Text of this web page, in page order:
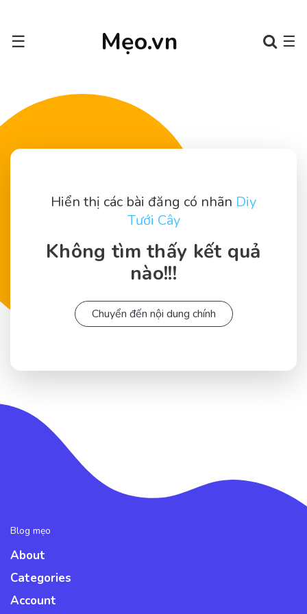
Mẹo.vn
☰ ☰
Hiển thị các bài đăng có nhãn Diy
Tưới Cây
Không tìm thấy kết quả
nào!!!
Chuyển đến nội dung chính
Blog mẹo
About
Categories
Account